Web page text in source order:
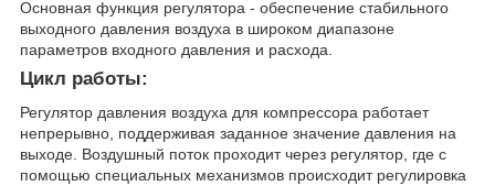
Основная функция регулятора - обеспечение стабильного
выходного давления воздуха в широком диапазоне
параметров входного давления и расхода.
Цикл работы:
Регулятор давления воздуха для компрессора работает
непрерывно, поддерживая заданное значение давления на
выходе. Воздушный поток проходит через регулятор, где с
помощью специальных механизмов происходит регулировка